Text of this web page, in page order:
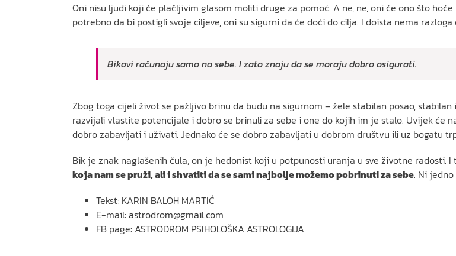
Oni nisu ljudi koji će plačljivim glasom moliti druge za pomoć. A ne, ne, oni će ono što
potrebno da bi postigli svoje ciljeve, oni su sigurni da će doći do cilja. I doista nema
Bikovi računaju samo na sebe. I zato znaju da se moraju dobro osigurati.
Zbog toga cijeli život se pažljivo brinu da budu na sigurnom – žele stabilan posao,
razvijali vlastite potencijale i dobro se brinuli za sebe i one do kojih im je stalo. Uvijek će
dobro zabavljati i uživati. Jednako će se dobro zabavljati u dobrom društvu ili uz bogatu
Bik je znak naglašenih čula, on je hedonist koji u potpunosti uranja u sve životne radosti.
koja nam se pruži, ali i shvatiti da se sami najbolje možemo pobrinuti za sebe. Ni
Tekst: KARIN BALOH MARTIĆ
E-mail: astrodrom@gmail.com
FB page: ASTRODROM PSIHOLOŠKA ASTROLOGIJA